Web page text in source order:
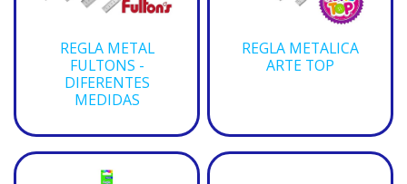
REGLA METAL
FULTONS -
DIFERENTES
MEDIDAS
REGLA METALICA
ARTE TOP